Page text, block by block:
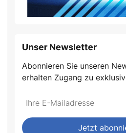
Unser Newsletter
Abonnieren Sie unseren
erhalten Zugang zu
Jetzt